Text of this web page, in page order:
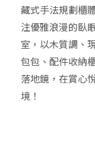
藏式手法規劃櫃
注優雅浪漫的臥
室，以木質調、
包包、配件收納
落地鏡，在賞心
境！